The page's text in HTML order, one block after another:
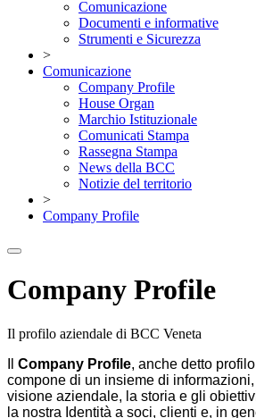
Comunicazione
Documenti e informative
Strumenti e Sicurezza
>
Comunicazione
Company Profile
House Organ
Marchio Istituzionale
Comunicati Stampa
Rassegna Stampa
News della BCC
Notizie del territorio
>
Company Profile
Company Profile
Il profilo aziendale di BCC Veneta
Company Profile, anche detto
compone di un insieme di
visione aziendale, la storia e gli
la nostra Identità a soci, clienti e, in